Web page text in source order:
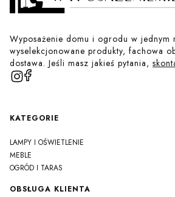
Wyposażenie domu i ogrodu w jednym
wyselekcjonowane produkty, fachowa
dostawa. Jeśli masz jakieś pytania,
Linki w stopce
KATEGORIE
LAMPY I OŚWIETLENIE
MEBLE
OGRÓD I TARAS
OBSŁUGA KLIENTA